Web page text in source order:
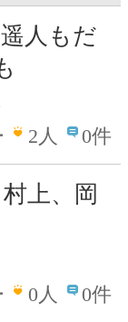
人もだ
2人 0件
上、岡
0人 0件